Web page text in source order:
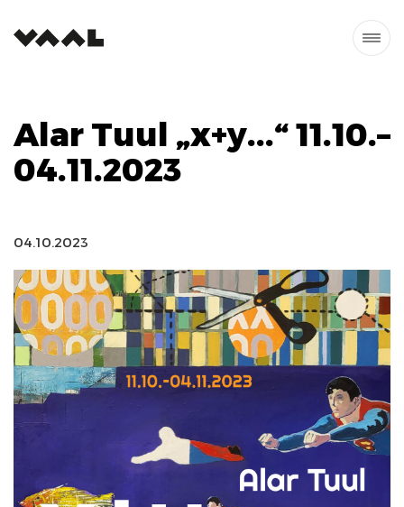
Alar Tuul „x+y...“ 11.10.–
04.11.2023
04.10.2023